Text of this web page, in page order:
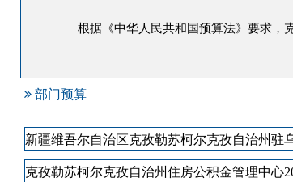
根据《中华人民共和国预算法》要求，
部门预算